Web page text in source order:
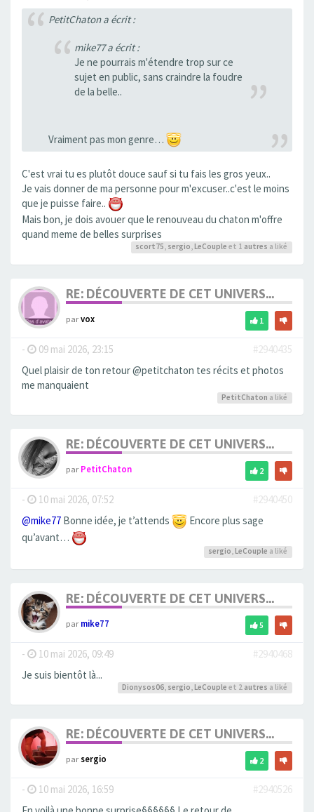
PetitChaton a écrit :
mike77 a écrit :
Je ne pourrais m'étendre trop sur ce
sujet en public, sans craindre la foudre
de la belle..
Vraiment pas mon genre…
C'est vrai tu es plutôt douce sauf si tu fais les gros yeux..
Je vais donner de ma personne pour m'excuser..c'est le moins
que je puisse faire..
Mais bon, je dois avouer que le renouveau du chaton m'offre
quand meme de belles surprises
scort75, sergio, LeCouple et 1 autres a liké
RE: DÉCOUVERTE DE CET UNIVERS...
parvox 1
- 09 mai 2026, 23:15
#2940435
Quel plaisir de ton retour @petitchaton tes récits et photos
me manquaient
PetitChaton a liké
RE: DÉCOUVERTE DE CET UNIVERS...
parPetitChaton 2
- 10 mai 2026, 07:52
#2940450
@mike77 Bonne idée, je t’attends
Encore plus sage
qu’avant…
sergio, LeCouple a liké
RE: DÉCOUVERTE DE CET UNIVERS...
parmike77 5
- 10 mai 2026, 09:49
#2940468
Je suis bientôt là...
Dionysos06, sergio, LeCouple et 2 autres a liké
RE: DÉCOUVERTE DE CET UNIVERS...
parsergio 2
- 10 mai 2026, 16:59
#2940526